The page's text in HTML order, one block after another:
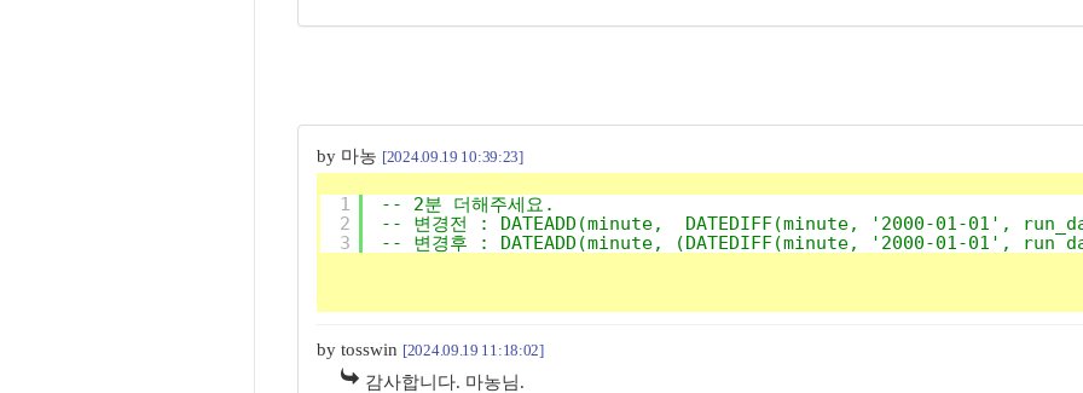
by 마농 [2024.09.19 10:39:23]
1
2
3
-- 2분 더해주세요.
-- 변경전 : DATEADD(minute,  DATEDIFF(minute, '2000-01-01',
-- 변경후 : DATEADD(minute, (DATEDIFF(minute, '2000-01-01',
by tosswin [2024.09.19 11:18:02]
감사합니다. 마농님.